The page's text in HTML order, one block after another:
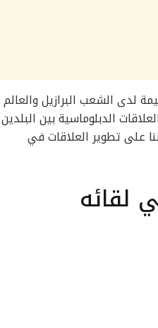
لدى الشعب البرازيل والعالم
المباحثات الثنائية بمناسبة 100 عام على العلاقات الدبلوماسية بين البلدين
على تطوير العلاقات في
لقائه